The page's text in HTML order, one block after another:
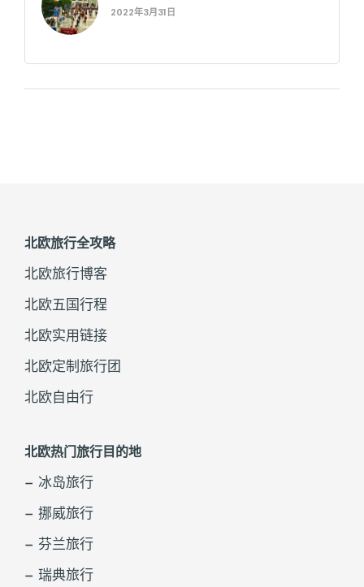
2022年3月31日
北欧旅行全攻略
北欧旅行博客
北欧五国行程
北欧实用链接
北欧定制旅行团
北欧自由行
北欧热门旅行目的地
– 冰岛旅行
– 挪威旅行
– 芬兰旅行
– 瑞典旅行